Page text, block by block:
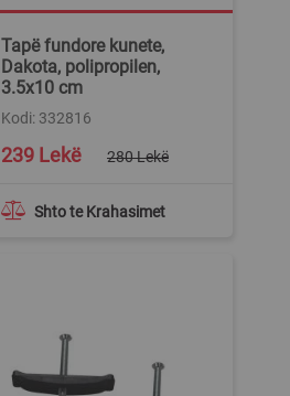
Tapë fundore kunete,
Dakota, polipropilen,
3.5x10 cm
Kodi: 332816
Shto te Krahasimet
Special
Price
239 Lekë 280 Lekë